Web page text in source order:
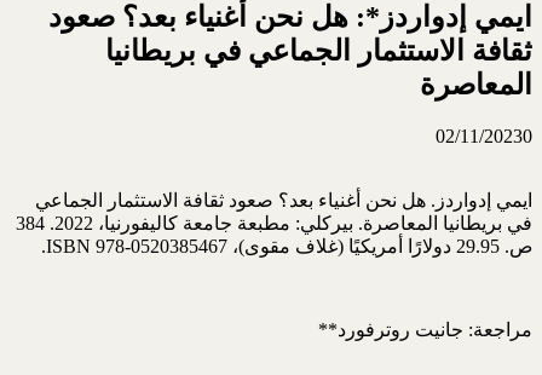
ايمي إدواردز*: هل نحن أغنياء بعد؟ صعود
ثقافة الاستثمار الجماعي في بريطانيا
المعاصرة
02/11/20230
ايمي إدواردز. هل نحن أغنياء بعد؟ صعود ثقافة الاستثمار الجماعي
في بريطانيا المعاصرة. بيركلي: مطبعة جامعة كاليفورنيا، 2022. 384
ص. 29.95 دولارًا أمريكيًا (غلاف مقوى)، ISBN 978-0520385467.
مراجعة: جانيت روترفورد**